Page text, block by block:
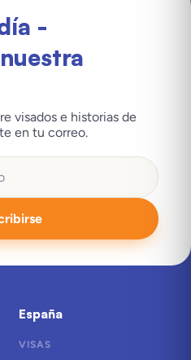
-
visados e historias de
en tu correo.
España
VISAS